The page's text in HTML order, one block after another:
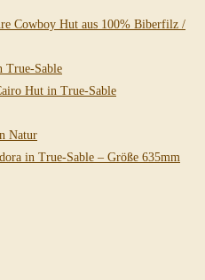
Cowboy Hut aus 100% Biberfilz /
True-Sable
Hut in True-Sable
Natur
in True-Sable – Größe 635mm